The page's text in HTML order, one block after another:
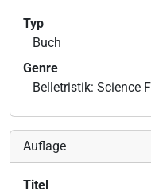
Typ
Buch
Genre
Belletristik: Science
Auflage
Titel